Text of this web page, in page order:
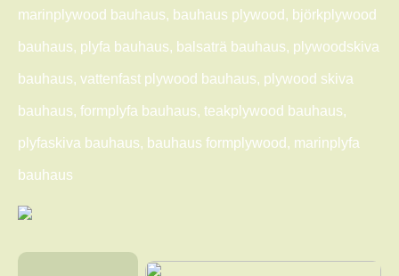
marinplywood bauhaus, bauhaus plywood, björkplywood
bauhaus, plyfa bauhaus, balsaträ bauhaus, plywoodskiva
bauhaus, vattenfast plywood bauhaus, plywood skiva
bauhaus, formplyfa bauhaus, teakplywood bauhaus,
plyfaskiva bauhaus, bauhaus formplywood, marinplyfa
bauhaus